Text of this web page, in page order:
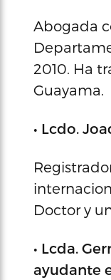
Abogada
2010. Ha
Guayama.
• Lcdo.
Doctor y
• Lcda.
ayudante